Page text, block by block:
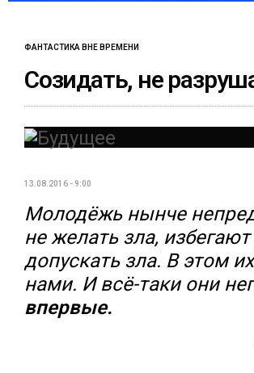
ФАНТАСТИКА ВНЕ ВРЕМЕНИ
Созидать, не
13.08.2016 - 9:00
Молодёжь нынче
не желать зла,
допускать зла. В этом
нами. И всё-таки они
впервые.